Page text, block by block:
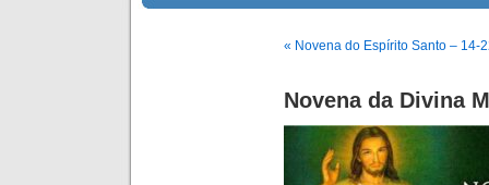
« Novena do Espírito Santo – 14-
Novena da Divina